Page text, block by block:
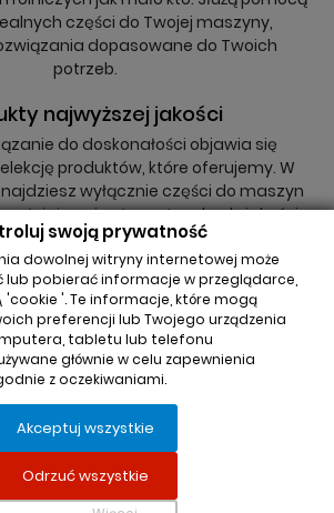
części do Twojej maszyny,
dopasowane do Twoich
potrzeb.
najwyższej jakości
do doskonałości objawia się
produktów, które oferujemy. W
wyłącznie części do maszyn
najwyższe standardy jakości,
czy są to oryginały, czy zamienniki.
swoją prywatność
dowolnej witryny internetowej może
lub pobierać informacje w przeglądarce,
'cookie '. Te informacje, które mogą
preferencji lub Twojego urządzenia
tabletu lub telefonu
głównie w celu zapewnienia
z oczekiwaniami.
Akceptuj wszystkie
Odrzuć wszystkie